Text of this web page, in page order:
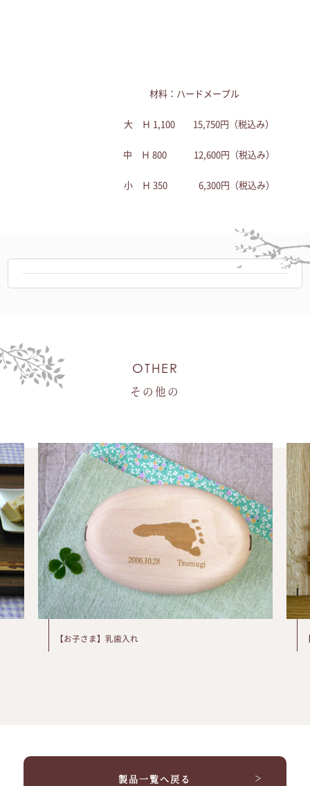
材料：ハードメープル
大 Ｈ 1,100 15,750円（税込み）
中 Ｈ 800 12,600円（税込み）
小 Ｈ 350 6,300円（税込み）
OTHER
その他の
【お子さま】乳歯入れ
製品一覧へ戻る ＞